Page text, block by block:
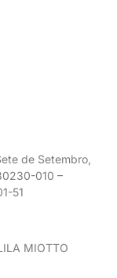
de Setembro,
010 –
51
MIOTTO